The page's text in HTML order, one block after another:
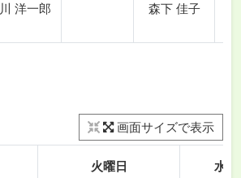
洋一郎
森下 佳子
画面サイズで表示
火曜日 水